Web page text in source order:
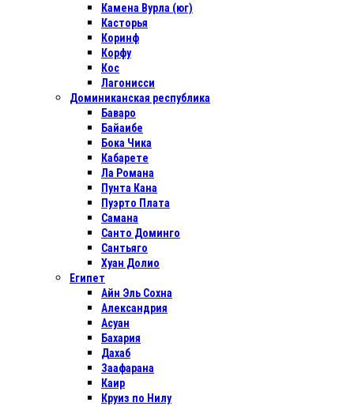
Камена Вурла (юг)
Касторья
Коринф
Корфу
Кос
Лагонисси
Доминиканская республика
Баваро
Байаибе
Бока Чика
Кабарете
Ла Романа
Пунта Кана
Пуэрто Плата
Самана
Санто Доминго
Сантьяго
Хуан Долио
Египет
Айн Эль Сохна
Александрия
Асуан
Бахария
Дахаб
Заафарана
Каир
Круиз по Нилу